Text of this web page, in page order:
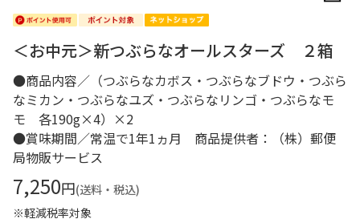
＜お中元＞新つぶらなオールスターズ ２箱
●商品内容／（つぶらなカボス・つぶらなブドウ・つぶら
なミカン・つぶらなユズ・つぶらなリンゴ・つぶらなモ
モ 各190g×4）×2
●賞味期間／常温で1年1ヵ月 商品提供者：（株）郵便
局物販サービス
7,250円(送料・税込)
※軽減税率対象